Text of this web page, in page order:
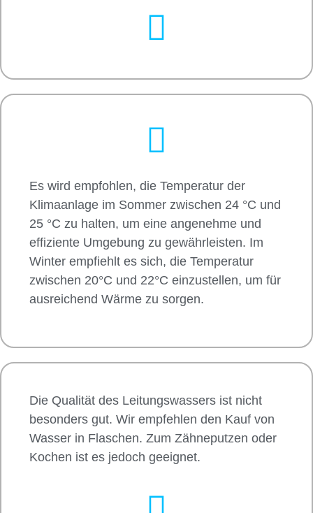
Es wird empfohlen, die Temperatur der
Klimaanlage im Sommer zwischen 24 °C und
25 °C zu halten, um eine angenehme und
effiziente Umgebung zu gewährleisten. Im
Winter empfiehlt es sich, die Temperatur
zwischen 20°C und 22°C einzustellen, um für
ausreichend Wärme zu sorgen.
Die Qualität des Leitungswassers ist nicht
besonders gut. Wir empfehlen den Kauf von
Wasser in Flaschen. Zum Zähneputzen oder
Kochen ist es jedoch geeignet.